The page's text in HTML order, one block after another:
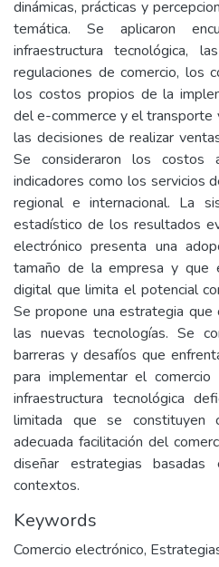
dinámicas, prácticas y
temática. Se aplicaron
infraestructura tecnológica,
regulaciones de comercio, los
los costos propios de la
del e-commerce y el transporte
las decisiones de realizar
Se consideraron los costos
indicadores como los servicios
regional e internacional. La
estadístico de los resultados
electrónico presenta una
tamaño de la empresa y que
digital que limita el potencial
Se propone una estrategia que
las nuevas tecnologías. Se
barreras y desafíos que
para implementar el comercio
infraestructura tecnológica
limitada que se constituyen
adecuada facilitación del
diseñar estrategias
contextos.
Keywords
Comercio electrónico,